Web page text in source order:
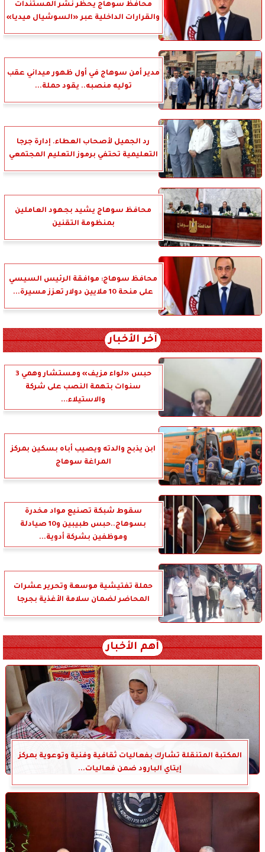
محافظ سوهاج يحظر نشر المستندات
والقرارات الداخلية عبر «السوشيال ميديا»
مدير أمن سوهاج في أول ظهور ميداني عقب
توليه منصبه.. يقود حملة...
رد الجميل لأصحاب العطاء. إدارة جرجا
التعليمية تحتفي برموز التعليم المجتمعي
محافظ سوهاج يشيد بجهود العاملين
بمنظومة التقنين
محافظ سوهاج: موافقة الرئيس السيسي
على منحة 10 ملايين دولار تعزز مسيرة...
آخر الأخبار
حبس «لواء مزيف» ومستشار وهمي 3
سنوات بتهمة النصب على شركة
والاستيلاء...
ابن يذبح والدته ويصيب أباه بسكين بمركز
المراغة سوهاج
سقوط شبكة تصنيع مواد مخدرة
بسوهاج..حبس طبيبين و10 صيادلة
وموظفين بشركة أدوية...
حملة تفتيشية موسعة وتحرير عشرات
المحاضر لضمان سلامة الأغذية بجرجا
أهم الأخبار
المكتبة المتنقلة تشارك بفعاليات ثقافية وفنية وتوعوية بمركز
إيتاي البارود ضمن فعاليات...